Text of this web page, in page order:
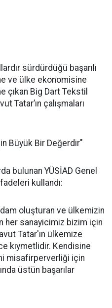
sürdürdüğü başarılı
ve ülke ekonomisine
çıkan Big Dart Tekstil
Tatar’ın çalışmaları
Büyük Bir Değerdir"
bulunan YÜSİAD Genel
kullandı:
oluşturan ve ülkemizin
her sanayicimiz bizim için
Tatar'ın ülkemize
kıymetlidir. Kendisine
misafirperverliği için
üstün başarılar